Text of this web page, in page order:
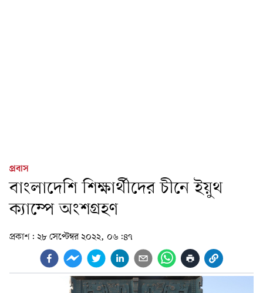
প্রবাস
বাংলাদেশি শিক্ষার্থীদের চীনে ইয়ুথ
ক্যাম্পে অংশগ্রহণ
প্রকাশ: ২৮ সেপ্টেম্বর ২০২২, ০৬:৪৭